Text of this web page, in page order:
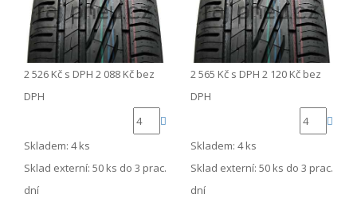
2 526 Kč s DPH 2 088 Kč bez
DPH
Skladem: 4 ks
Sklad externí: 50 ks do 3 prac.
dní
2 565 Kč s DPH 2 120 Kč bez
DPH
Skladem: 4 ks
Sklad externí: 50 ks do 3 prac.
dní